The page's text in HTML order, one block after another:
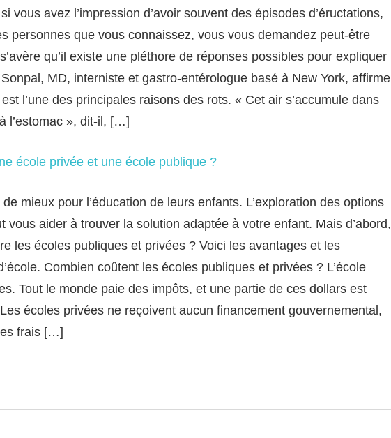
vous avez l’impression d’avoir souvent des épisodes d’éructations,
personnes que vous connaissez, vous vous demandez peut-être
qu’il existe une pléthore de réponses possibles pour expliquer
MD, interniste et gastro-entérologue basé à New York, affirme
est l’une des principales raisons des rots. « Cet air s’accumule dans
l’estomac », dit-il, […]
école privée et une école publique ?
mieux pour l’éducation de leurs enfants. L’exploration des options
vous aider à trouver la solution adaptée à votre enfant. Mais d’abord,
les écoles publiques et privées ? Voici les avantages et les
Combien coûtent les écoles publiques et privées ? L’école
Tout le monde paie des impôts, et une partie de ces dollars est
écoles privées ne reçoivent aucun financement gouvernemental,
frais […]